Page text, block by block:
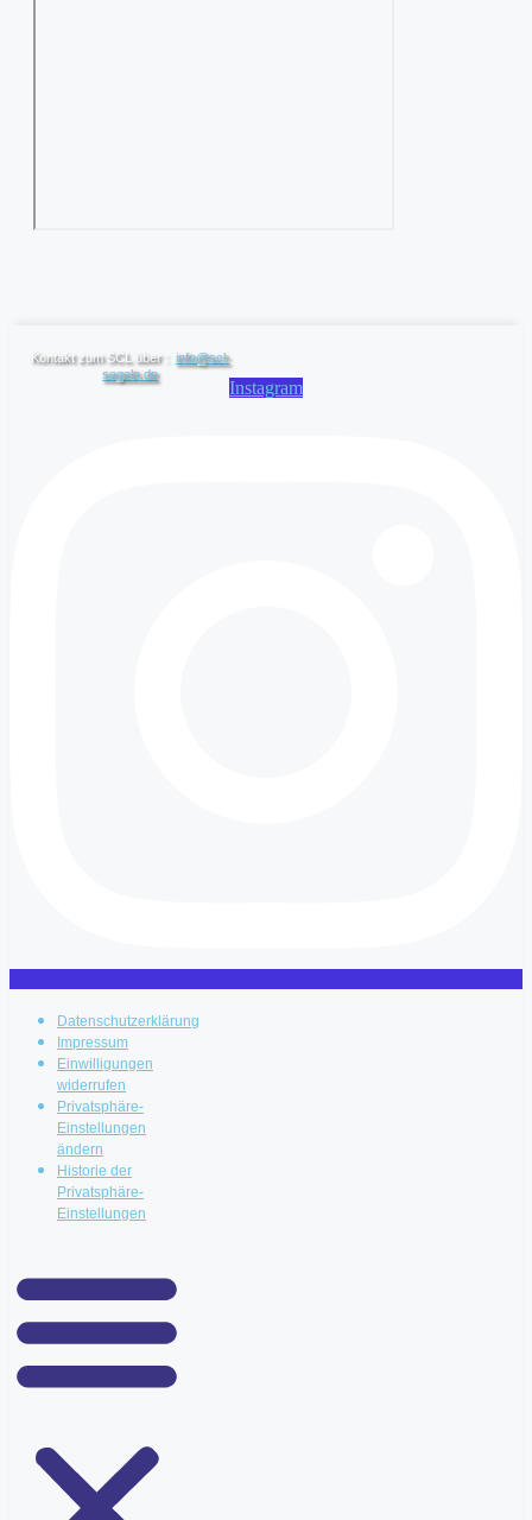
Kontakt zum SCL über : info@scl-
segeln.de
Instagram
Datenschutzerklärung
Impressum
Einwilligungen
widerrufen
Privatsphäre-
Einstellungen
ändern
Historie der
Privatsphäre-
Einstellungen